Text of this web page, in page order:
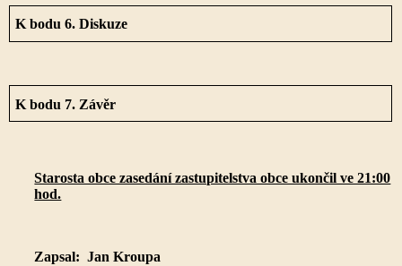
K bodu 6. Diskuze
K bodu 7. Závěr
Starosta obce zasedání zastupitelstva obce ukončil ve 21:00
hod.
Zapsal: Jan Kroupa